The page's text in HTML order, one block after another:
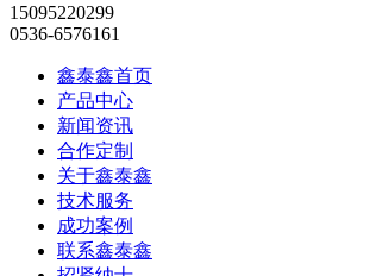
15095220299
0536-6576161
鑫泰鑫首页
产品中心
新闻资讯
合作定制
关于鑫泰鑫
技术服务
成功案例
联系鑫泰鑫